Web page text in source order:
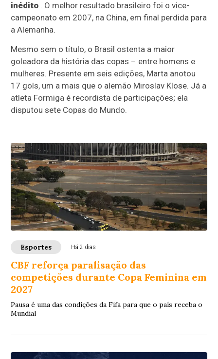
inédito . O melhor resultado brasileiro foi o vice-
campeonato em 2007, na China, em final perdida para
a Alemanha.
Mesmo sem o título, o Brasil ostenta a maior
goleadora da história das copas – entre homens e
mulheres. Presente em seis edições, Marta anotou
17 gols, um a mais que o alemão Miroslav Klose. Já a
atleta Formiga é recordista de participações; ela
disputou sete Copas do Mundo.
Esportes Há 2 dias
CBF reforça paralisação das
competições durante Copa Feminina em
2027
Pausa é uma das condições da Fifa para que o país receba o
Mundial